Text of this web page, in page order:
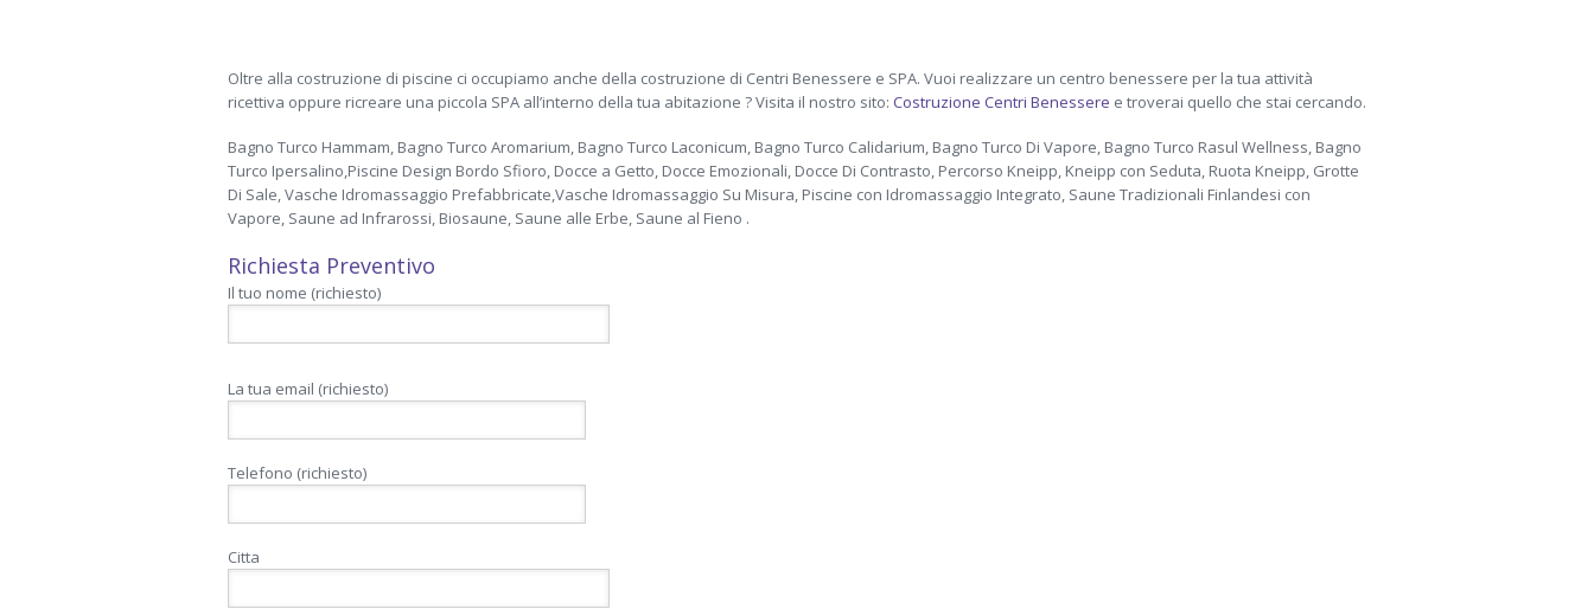
Oltre alla costruzione di piscine ci occupiamo anche della costruzione di Centri Benessere e SPA. Vuoi realizzare un centro benessere per la tua attività
ricettiva oppure ricreare una piccola SPA all’interno della tua abitazione ? Visita il nostro sito: Costruzione Centri Benessere e troverai quello che stai cercando.
Bagno Turco Hammam, Bagno Turco Aromarium, Bagno Turco Laconicum, Bagno Turco Calidarium, Bagno Turco Di Vapore, Bagno Turco Rasul Wellness, Bagno
Turco Ipersalino,Piscine Design Bordo Sfioro, Docce a Getto, Docce Emozionali, Docce Di Contrasto, Percorso Kneipp, Kneipp con Seduta, Ruota Kneipp, Grotte
Di Sale, Vasche Idromassaggio Prefabbricate,Vasche Idromassaggio Su Misura, Piscine con Idromassaggio Integrato, Saune Tradizionali Finlandesi con
Vapore, Saune ad Infrarossi, Biosaune, Saune alle Erbe, Saune al Fieno .
Richiesta Preventivo
Il tuo nome (richiesto)
La tua email (richiesto)
Telefono (richiesto)
Citta